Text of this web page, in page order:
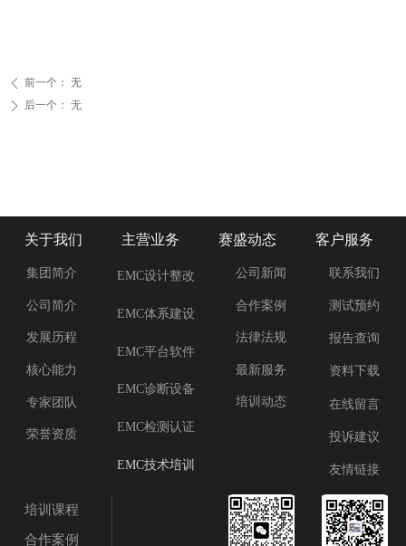
ꄴ 前一个： 无
ꄲ 后一个： 无
集团简介
公司简介
发展历程
核心能力
专家团队
荣誉资质
联系我们
测试预约
报告查询
资料下载
在线留言
投诉建议
友情链接
EMC设计整改
EMC体系建设
EMC平台软件
EMC诊断设备
EMC检测认证
EMC技术培训
公司新闻
合作案例
法律法规
最新服务
培训动态
培训课程
合作案例
关于我们 主营业务 赛盛动态 客户服务